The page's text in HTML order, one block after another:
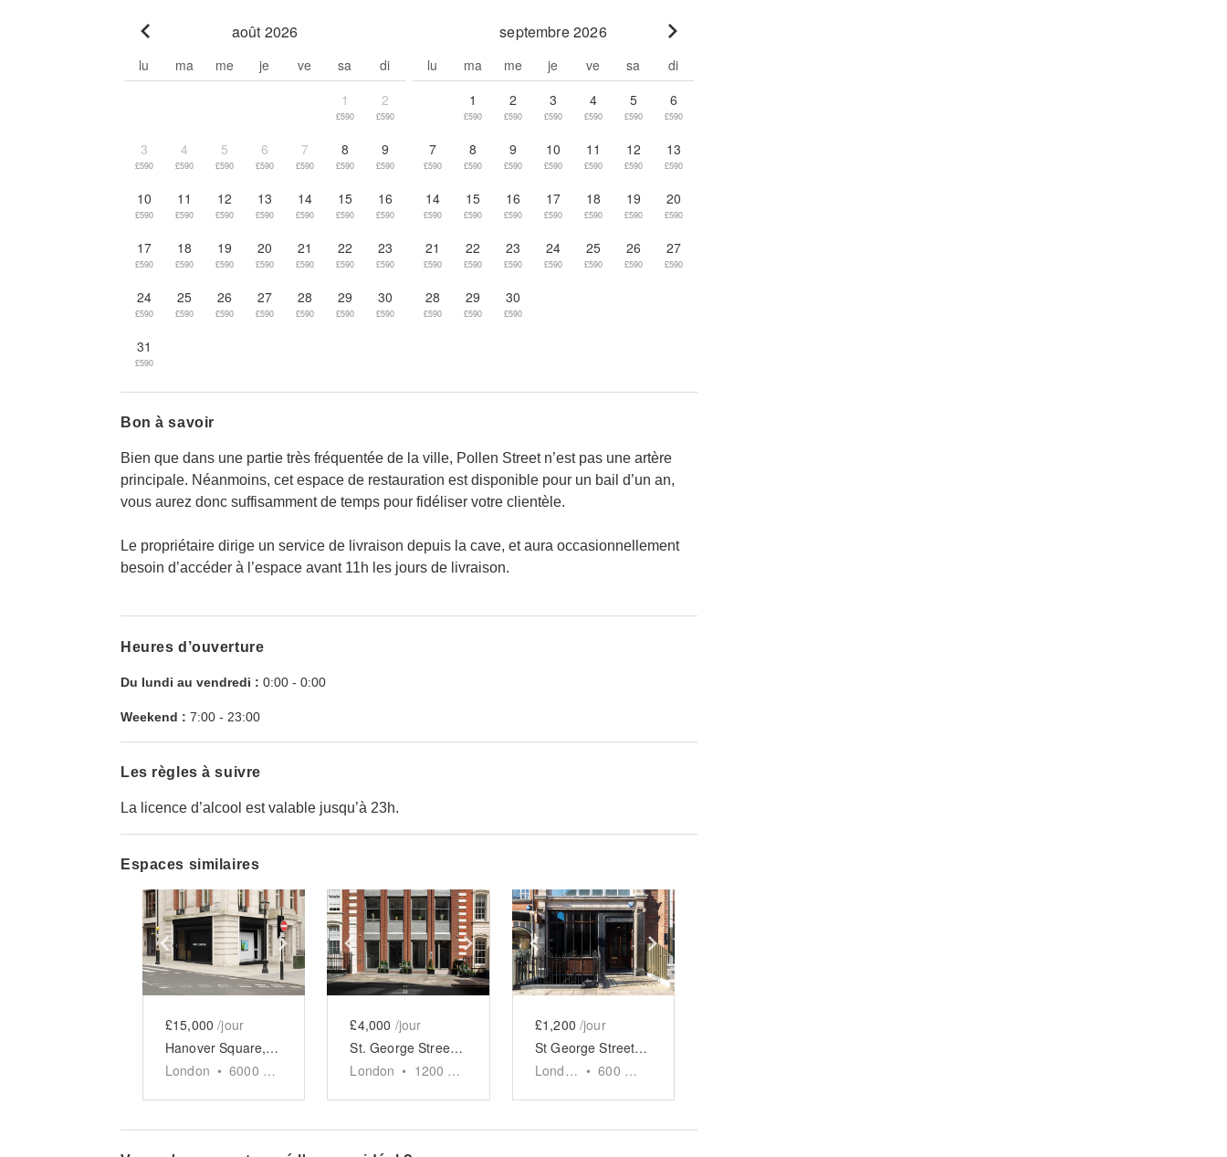
août 2026
lu ma me je ve sa
di
1
£590
2
£590
3
£590
4
£590
5
£590
6
£590
7
£590
8
£590
9
£590
10
£590
11
£590
12
£590
13
£590
14
£590
15
£590
16
£590
17
£590
18
£590
19
£590
20
£590
21
£590
22
£590
23
£590
24
£590
25
£590
26
£590
27
£590
28
£590
29
£590
30
£590
31
£590
septembre 2026
lu ma me je ve sa
di
1
£590
2
£590
3
£590
4
£590
5
£590
6
£590
7
£590
8
£590
9
£590
10
£590
11
£590
12
£590
13
£590
14
£590
15
£590
16
£590
17
£590
18
£590
19
£590
20
£590
21
£590
22
£590
23
£590
24
£590
25
£590
26
£590
27
£590
28
£590
29
£590
30
£590
Bon à savoir
Bien que dans une partie très fréquentée de la ville, Pollen Street n’est pas une artère
principale. Néanmoins, cet espace de restauration est disponible pour un bail d’un an,
vous aurez donc suffisamment de temps pour fidéliser votre clientèle.
Le propriétaire dirige un service de livraison depuis la cave, et aura occasionnellement
besoin d’accéder à l’espace avant 11h les jours de livraison.
Heures d’ouverture
Du lundi au vendredi : 0:00 - 0:00
Weekend : 7:00 - 23:00
Les règles à suivre
La licence d’alcool est valable jusqu’à 23h.
Espaces similaires
Show previous slideShow next slide
£15,000 /jour
Hanover Square, Mayfair - Artistic Event Space Full Takeover
London • 6000
Show previous slideShow next slide
£4,000 /jour
St. George Street, Mayfair – The Lux Gallery
London • 1200
Show previous slideShow next slide
£1,200 /jour
St George Street, Mayfair - The Crescent Gallery
London • 600